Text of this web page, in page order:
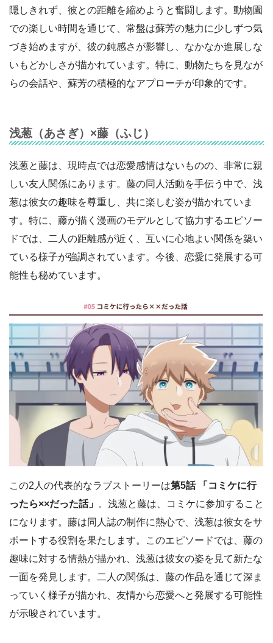
隠しきれず、彼との距離を縮めようと奮闘します。動物園
での楽しい時間を通じて、常盤は蘇芳の魅力に少しずつ気
づき始めますが、彼の鈍感さが影響し、なかなか進展しな
いもどかしさが描かれています。特に、動物たちを見なが
らの会話や、蘇芳の積極的なアプローチが印象的です。
浅葱（あさぎ）×藤（ふじ）
浅葱と藤は、現時点では恋愛感情はないものの、非常に親
しい友人関係にあります。藤の同人活動を手伝う中で、浅
葱は彼女の趣味を尊重し、共に楽しむ姿が描かれていま
す。特に、藤が描く漫画のモデルとして協力するエピソー
ドでは、二人の距離感が近く、互いに心地よい関係を築い
ている様子が強調されています。今後、恋愛に発展する可
能性も秘めています。
この2人の代表的なラブストーリーは第5話 「コミケに行
ったら××だった話」 。浅葱と藤は、コミケに参加すること
になります。藤は同人誌の制作に熱心で、浅葱は彼女をサ
ポートする役割を果たします。このエピソードでは、藤の
趣味に対する情熱が描かれ、浅葱は彼女の姿を見て新たな
一面を発見します。二人の関係は、藤の作品を通じて深ま
っていく様子が描かれ、友情から恋愛へと発展する可能性
が示唆されています。